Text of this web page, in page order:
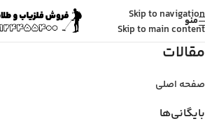
Skip to navigation
Skip to main content
منو
مقالات
صفحه اصلی
بایگانی‌ها